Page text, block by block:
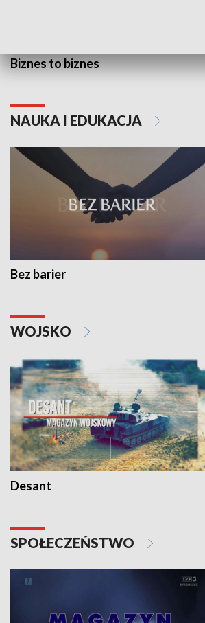
Biznes to biznes
NAUKA I EDUKACJA
Bez barier
WOJSKO
Desant
SPOŁECZEŃSTWO